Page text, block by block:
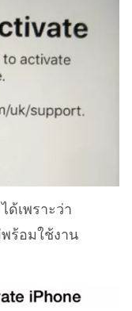
ด้เพราะว่า
ร้อมใช้งาน